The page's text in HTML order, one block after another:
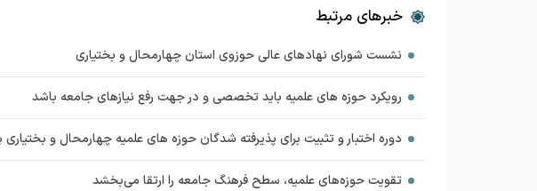
خبرهای مرتبط
نشست شورای نهاد‌های عالی حوزوی استان چهارمحال و بختیاری
رویکرد حوزه های علمیه باید تخصصی و در جهت رفع نیازهای جامعه باشد
دوره اختبار و تثبیت برای پذیرفته شدگان حوزه های علمیه چهارمحال و بختیاری
تقویت حوزه‌های علمیه، سطح فرهنگ جامعه را ارتقا می‌بخشد